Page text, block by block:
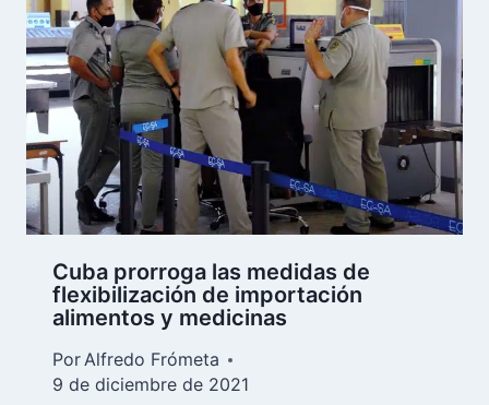
Cuba prorroga las medidas de
flexibilización de importación
alimentos y medicinas
PorAlfredo Frómeta
9 de diciembre de 2021